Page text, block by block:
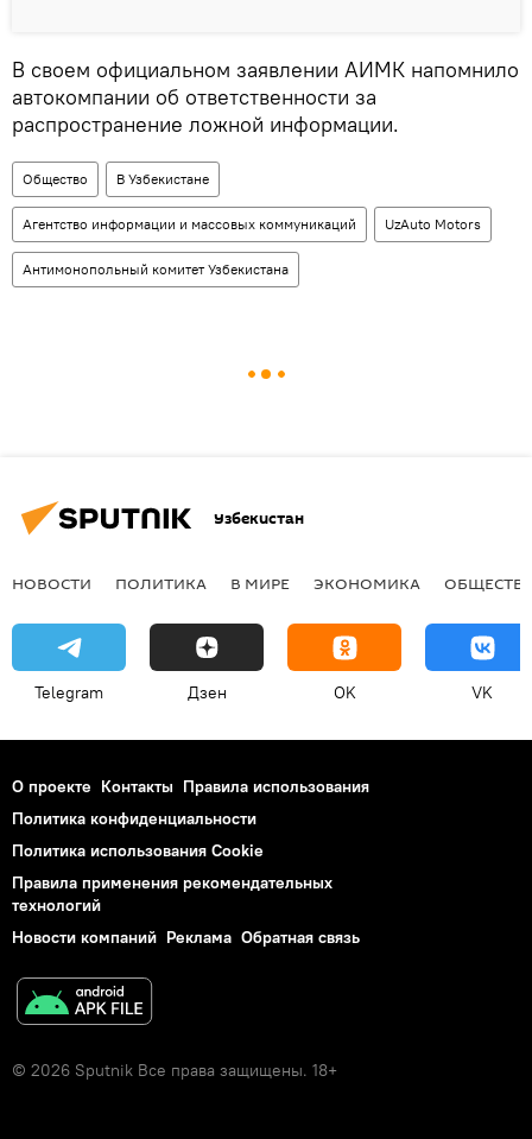
В своем официальном заявлении АИМК напомнило
автокомпании об ответственности за
распространение ложной информации.
Общество В Узбекистане
Агентство информации и массовых коммуникаций UzAuto Motors
Антимонопольный комитет Узбекистана
Узбекистан
НОВОСТИ ПОЛИТИКА В МИРЕ ЭКОНОМИКА
Telegram Дзен OK VK
О проекте Контакты Правила использования
Политика конфиденциальности
Политика использования Cookie
Правила применения рекомендательных
технологий
Новости компаний Реклама Обратная связь
© 2026 Sputnik Все права защищены. 18+